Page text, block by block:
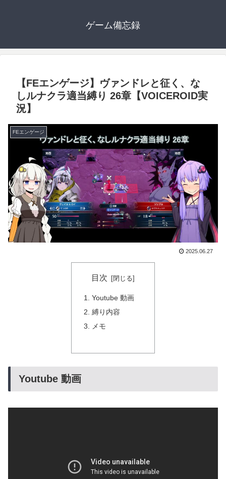
ゲーム備忘録
【FEエンゲージ】ヴァンドレと征く、な
しルナクラ適当縛り 26章【VOICEROID実
況】
FEエンゲージ
2025.06.27
目次
Youtube 動画
縛り内容
メモ
Youtube 動画